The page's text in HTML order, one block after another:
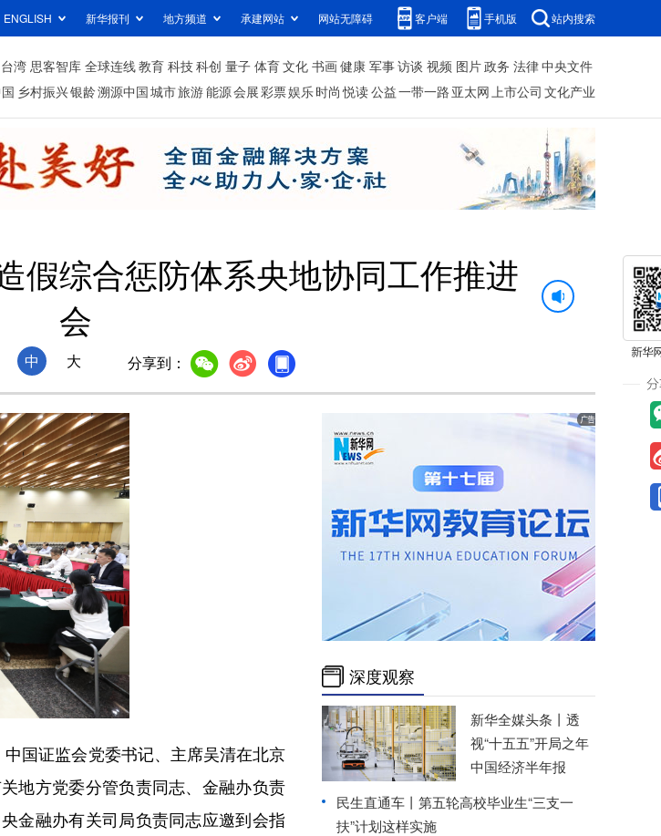
ENGLISH 新华报刊 地方频道 承建网站 网站无障碍 客户端 手机版 站内搜索
台湾 思客智库 全球连线教育 科技科创 量子 体育文化 书画健康 军事访谈 视频 图片政务 法律中央文件
乡村振兴银龄溯源中国城市旅游能源会展彩票娱乐时尚 悦读公益一带一路 亚太网上市公司 文化产业
假综合惩防体系央地协同工作推进
会
中 大 分享到：
国证监会党委书记、主席吴清在北京
地方党委分管负责同志、金融办负责
金融办有关司局负责同志应邀到会指
深度观察
新华全媒头条丨 透
视“十五五”开局之年
中国经济半年报
民生直通车丨 第五轮高校毕业生“三支一
扶”计划这样实施